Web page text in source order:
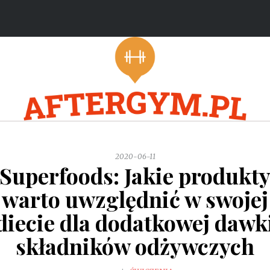
2020-06-11
Superfoods: Jakie produkty
warto uwzględnić w swojej
dla dodatkowej
składników odżywczych